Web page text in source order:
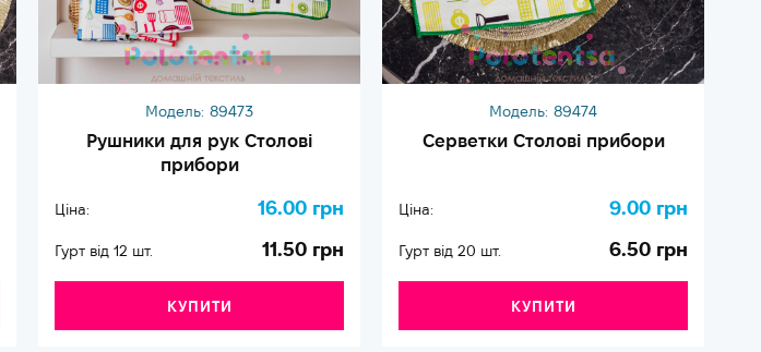
Модель: 89473
Рушники для рук Столові
прибори
Ціна: 16.00 грн
Гурт від 12 шт. 11.50 грн
КУПИТИ
Модель: 89474
Серветки Столові прибори
Ціна: 9.00 грн
Гурт від 20 шт. 6.50 грн
КУПИТИ